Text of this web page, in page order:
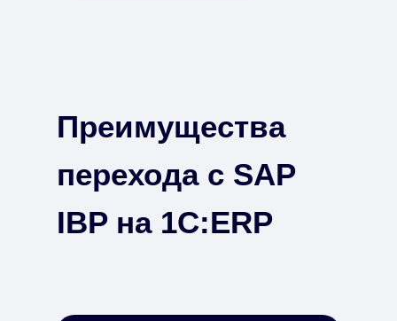
Преимущества
перехода с SAP
IBP на 1С:ERP